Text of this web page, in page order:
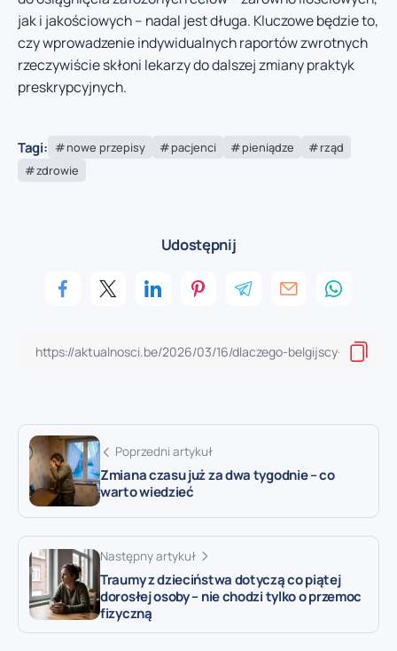
jak i jakościowych – nadal jest długa. Kluczowe będzie to,
czy wprowadzenie indywidualnych raportów zwrotnych
rzeczywiście skłoni lekarzy do dalszej zmiany praktyk
preskrypcyjnych.
Tagi: nowe przepisy pacjenci pieniądze
rząd
zdrowie
Udostępnij
Poprzedni artykuł
Zmiana czasu już za dwa tygodnie – co
warto wiedzieć
Następny artykuł
Traumy z dzieciństwa dotyczą co piątej
dorosłej osoby – nie chodzi tylko o przemoc
fizyczną